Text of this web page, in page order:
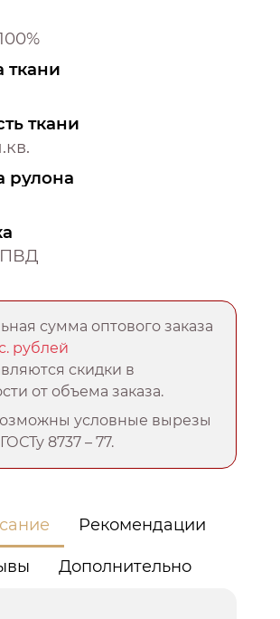
ткани
рулона
ПВД
сумма оптового заказа
рублей
скидки в
от объема заказа.
условные вырезы
8737 – 77.
Рекомендации
Дополнительно